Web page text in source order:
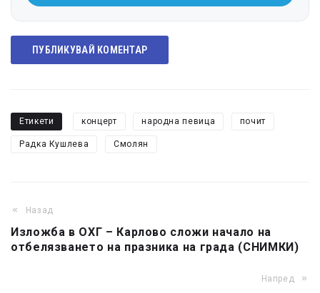
ПУБЛИКУВАЙ КОМЕНТАР
Етикети концерт народна певица почит
Радка Кушлева Смолян
Назад
Изложба в ОХГ – Карлово сложи начало на
отбелязването на празника на града (СНИМКИ)
Напред